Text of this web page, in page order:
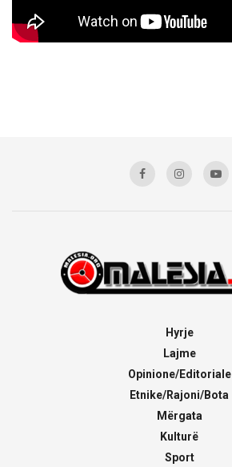
Hyrje
Lajme
Opinione/Editoriale
Etnike/Rajoni/Bota
Mërgata
Kulturë
Sport